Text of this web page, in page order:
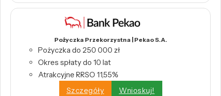
Pożyczka Przekorzystna | Pekao S.A.
Pożyczka do 250 000 zł
Okres spłaty do 10 lat
Atrakcyjne RRSO 11,55%
Szczegóły
Wnioskuj!